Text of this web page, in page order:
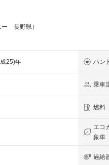
ー 長野県）
25)年 ハン
乗車
燃料
エコ
象車
過給